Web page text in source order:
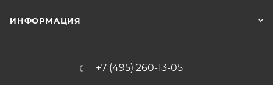
ИНФОРМАЦИЯ
+7 (495) 260-13-05